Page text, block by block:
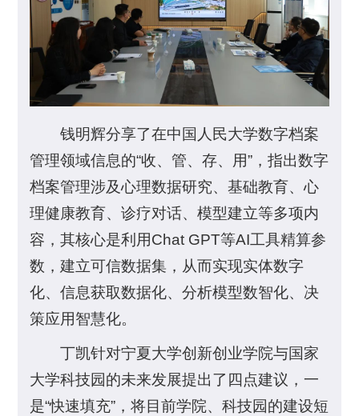
钱明辉分享了在中国人民大学数字档案
管理领域信息的“收、管、存、用”，指出数字
档案管理涉及心理数据研究、基础教育、心
理健康教育、诊疗对话、模型建立等多项内
容，其核心是利用Chat GPT等AI工具精算参
数，建立可信数据集，从而实现实体数字
化、信息获取数据化、分析模型数智化、决
策应用智慧化。
丁凯针对宁夏大学创新创业学院与国家
大学科技园的未来发展提出了四点建议，一
是“快速填充”，将目前学院、科技园的建设短